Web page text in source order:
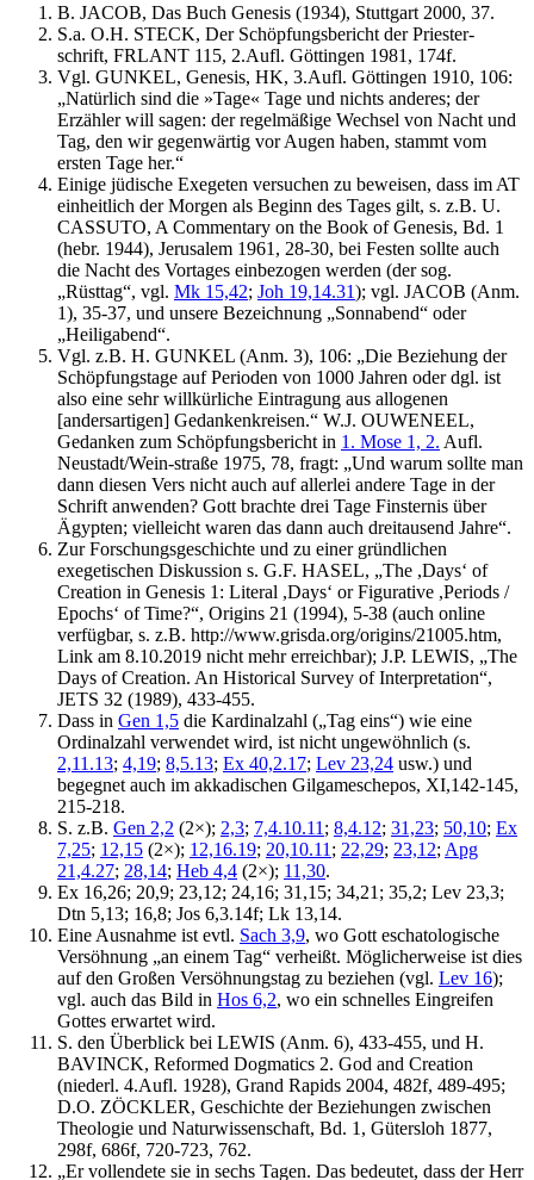
B. JACOB, Das Buch Genesis (1934), Stuttgart 2000, 37.
S.a. O.H. STECK, Der Schöpfungsbericht der Priester-
schrift, FRLANT 115, 2.Aufl. Göttingen 1981, 174f.
Vgl. GUNKEL, Genesis, HK, 3.Aufl. Göttingen 1910, 106:
„Natürlich sind die »Tage« Tage und nichts anderes; der
Erzähler will sagen: der regelmäßige Wechsel von Nacht und
Tag, den wir gegenwärtig vor Augen haben, stammt vom
ersten Tage her.“
Einige jüdische Exegeten versuchen zu beweisen, dass im AT
einheitlich der Morgen als Beginn des Tages gilt, s. z.B. U.
CASSUTO, A Commentary on the Book of Genesis, Bd. 1
(hebr. 1944), Jerusalem 1961, 28-30, bei Festen sollte auch
die Nacht des Vortages einbezogen werden (der sog.
„Rüsttag“, vgl. Mk 15,42; Joh 19,14.31); vgl. JACOB (Anm.
1), 35-37, und unsere Bezeichnung „Sonnabend“ oder
„Heiligabend“.
Vgl. z.B. H. GUNKEL (Anm. 3), 106: „Die Beziehung der
Schöpfungstage auf Perioden von 1000 Jahren oder dgl. ist
also eine sehr willkürliche Eintragung aus allogenen
[andersartigen] Gedankenkreisen.“ W.J. OUWENEEL,
Gedanken zum Schöpfungsbericht in 1. Mose 1, 2. Aufl.
Neustadt/Wein-straße 1975, 78, fragt: „Und warum sollte man
dann diesen Vers nicht auch auf allerlei andere Tage in der
Schrift anwenden? Gott brachte drei Tage Finsternis über
Ägypten; vielleicht waren das dann auch dreitausend Jahre“.
Zur Forschungsgeschichte und zu einer gründlichen
exegetischen Diskussion s. G.F. HASEL, „The ,Days‘ of
Creation in Genesis 1: Literal ,Days‘ or Figurative ,Periods /
Epochs‘ of Time?“, Origins 21 (1994), 5-38 (auch online
verfügbar, s. z.B. http://www.grisda.org/origins/21005.htm,
Link am 8.10.2019 nicht mehr erreichbar); J.P. LEWIS, „The
Days of Creation. An Historical Survey of Interpretation“,
JETS 32 (1989), 433-455.
Dass in Gen 1,5 die Kardinalzahl („Tag eins“) wie eine
Ordinalzahl verwendet wird, ist nicht ungewöhnlich (s.
2,11.13; 4,19; 8,5.13; Ex 40,2.17; Lev 23,24 usw.) und
begegnet auch im akkadischen Gilgameschepos, XI,142-145,
215-218.
S. z.B. Gen 2,2 (2×); 2,3; 7,4.10.11 ; 8,4.12; 31,23; 50,10; Ex
7,25; 12,15 (2×); 12,16.19; 20,10.11 ; 22,29; 23,12; Apg
21,4.27; 28,14; Heb 4,4 (2×); 11,30.
Ex 16,26; 20,9; 23,12; 24,16; 31,15; 34,21; 35,2; Lev 23,3;
Dtn 5,13; 16,8; Jos 6,3.14f; Lk 13,14.
Eine Ausnahme ist evtl. Sach 3,9, wo Gott eschatologische
Versöhnung „an einem Tag“ verheißt. Möglicherweise ist dies
auf den Großen Versöhnungstag zu beziehen (vgl. Lev 16);
vgl. auch das Bild in Hos 6,2, wo ein schnelles Eingreifen
Gottes erwartet wird.
S. den Überblick bei LEWIS (Anm. 6), 433-455, und H.
BAVINCK, Reformed Dogmatics 2. God and Creation
(niederl. 4.Aufl. 1928), Grand Rapids 2004, 482f, 489-495;
D.O. ZÖCKLER, Geschichte der Beziehungen zwischen
Theologie und Naturwissenschaft, Bd. 1, Gütersloh 1877,
298f, 686f, 720-723, 762.
„Er vollendete sie in sechs Tagen. Das bedeutet, dass der Herr